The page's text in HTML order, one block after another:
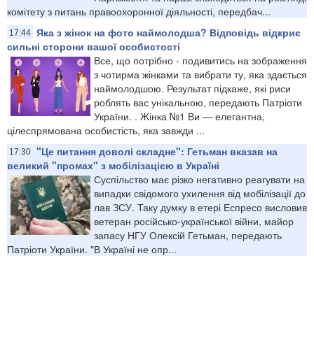
комітету з питань правоохоронної діяльності, передбач...
17:44 Яка з жінок на фото наймолодша? Відповідь відкриє
сильні сторони вашої особистості
Все, що потрібно - подивитись на зображення
з чотирма жінками та вибрати ту, яка здається
наймолодшою. Результат підкаже, які риси
роблять вас унікальною, передають Патріоти
України. . Жінка №1 Ви — елегантна,
цілеспрямована особистість, яка завжди ...
17:30 "Це питання доволі складне": Гетьман вказав на
великий "промах" з мобілізацією в Україні
Суспільство має різко негативно реагувати на
випадки свідомого ухилення від мобілізації до
лав ЗСУ. Таку думку в етері Еспресо висловив
ветеран російсько-української війни, майор
запасу НГУ Олексій Гетьман, передають
Патріоти України. "В Україні не опр...